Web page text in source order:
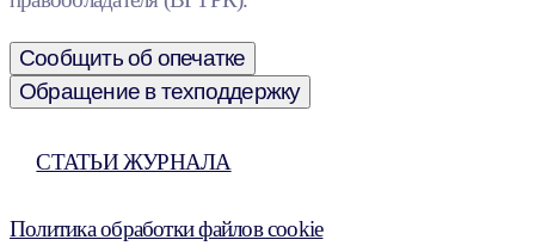
Сообщить об опечатке
Обращение в техподдержку
СТАТЬИ ЖУРНАЛА
Политика обработки файлов cookie